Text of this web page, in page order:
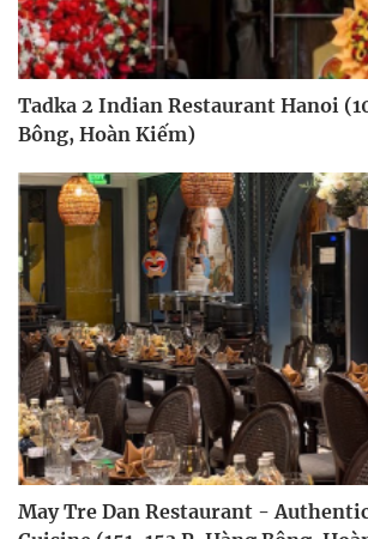
Tadka 2 Indian Restaurant Hanoi
Bông, Hoàn Kiếm)
May Tre Dan Restaurant -